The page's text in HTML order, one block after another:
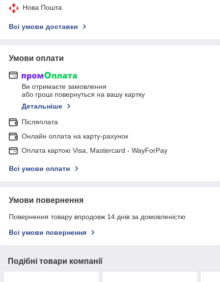
Нова Пошта
Всі умови доставки
Умови оплати
Ви отримаєте замовлення
або гроші повернуться на вашу картку
Детальніше
Післяплата
Онлайн оплата на карту-рахунок
Оплата картою Visa, Mastercard - WayForPay
Всі умови оплати
Умови повернення
Повернення товару впродовж 14 днів за домовленістю
Всі умови повернення
Подібні товари компанії